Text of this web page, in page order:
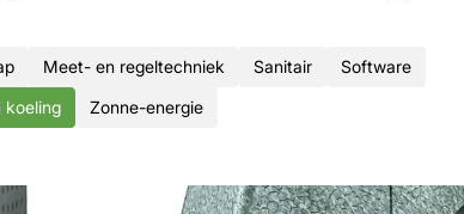
Meet- en regeltechniek Sanitair
Software
koeling Zonne-energie